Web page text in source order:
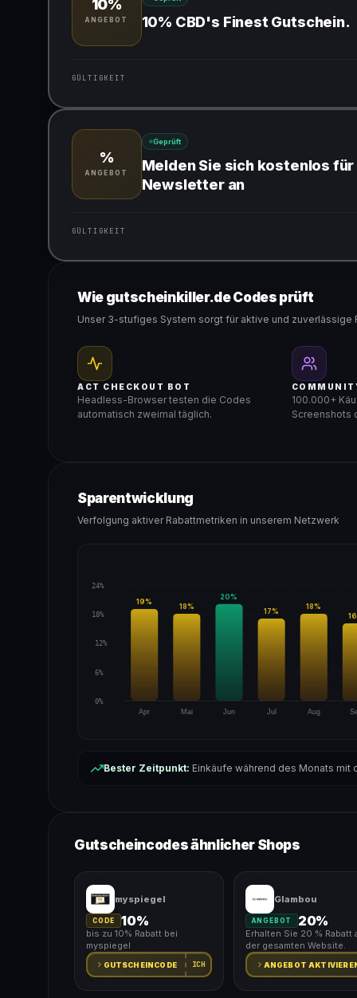
10%
ANGEBOT 10% CBD's Finest Gutschein.
GÜLTIGKEIT
Gültig für teilnehmende Produkte
%
ANGEBOT
Geprüft
Melden Sie sich kostenlos für
Newsletter an
GÜLTIGKEIT
Gültig für teilnehmende Produkte
Wie gutscheinkiller.de Codes prüft
Unser 3-stufiges System sorgt für aktive und zuverlässige
ACT CHECKOUT BOT
Headless-Browser testen die Codes
automatisch zweimal täglich.
100.000+
Screenshots
Sparentwicklung
Verfolgung aktiver Rabattmetriken in unserem Netzwerk
24%
18%
12%
6%
0%
Apr
19%
Mai
18%
Jun
20%
Jul
17%
Aug
18%
16
Bester Zeitpunkt: Einkäufe während des Monats mit
Gutscheincodes ähnlicher Shops
myspiegel
CODE 10%
bis zu 10% Rabatt bei
myspiegel
GUTSCHEINCODE ICH
Glambou
ANGEBOT 20%
Erhalten Sie 20 % Rabatt
der gesamten Website.
ANGEBOT